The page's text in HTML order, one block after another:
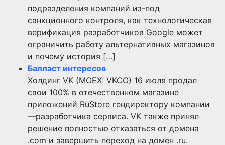
подразделения компаний из-под
санкционного контроля, как технологическая
верификация разработчиков Google может
ограничить работу альтернативных магазинов
и почему история […]
Балласт интересов
Холдинг VK (MOEX: VKCO) 16 июля продал
свои 100% в отечественном магазине
приложений RuStore гендиректору компании
—разработчика сервиса. VK также принял
решение полностью отказаться от домена
.com и завершить переход на домен .ru.